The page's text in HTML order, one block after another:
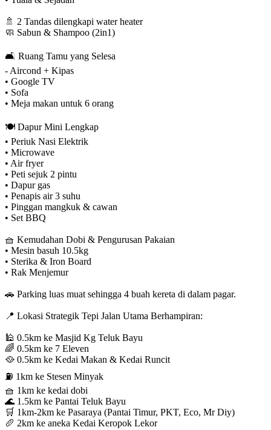
🚿 2 Tandas dilengkapi water heater
🧼 Sabun & Shampoo (2in1)
🛋️ Ruang Tamu yang Selesa
- Aircond + Kipas
• Google TV
• ⁠Sofa
• Meja makan untuk 6 orang
🍽️ Dapur Mini Lengkap
• Periuk Nasi Elektrik
• ⁠Microwave
• ⁠Air fryer
• Peti sejuk 2 pintu
• Dapur gas
• Penapis air 3 suhu
• Pinggan mangkuk & cawan
• ⁠Set BBQ
🧺 Kemudahan Dobi & Pengurusan Pakaian
• Mesin basuh 10.5kg
• Sterika & Iron Board
• Rak Menjemur
🚗 Parking luas muat sehingga 4 buah kereta di dalam pagar.
📍 Lokasi Strategik Tepi Jalan Utama Berhampiran:
🕌 0.5km ke Masjid Kg Teluk Bayu
🌈 0.5km ke 7 Eleven
🥘 0.5km ke Kedai Makan & Kedai Runcit
⛽️ 1km ke Stesen Minyak
🧺 1km ke kedai dobi
🌊 1.5km ke Pantai Teluk Bayu
🛒 1km-2km ke Pasaraya (Pantai Timur, PKT, Eco, Mr Diy)
🥖 2km ke aneka Kedai Keropok Lekor